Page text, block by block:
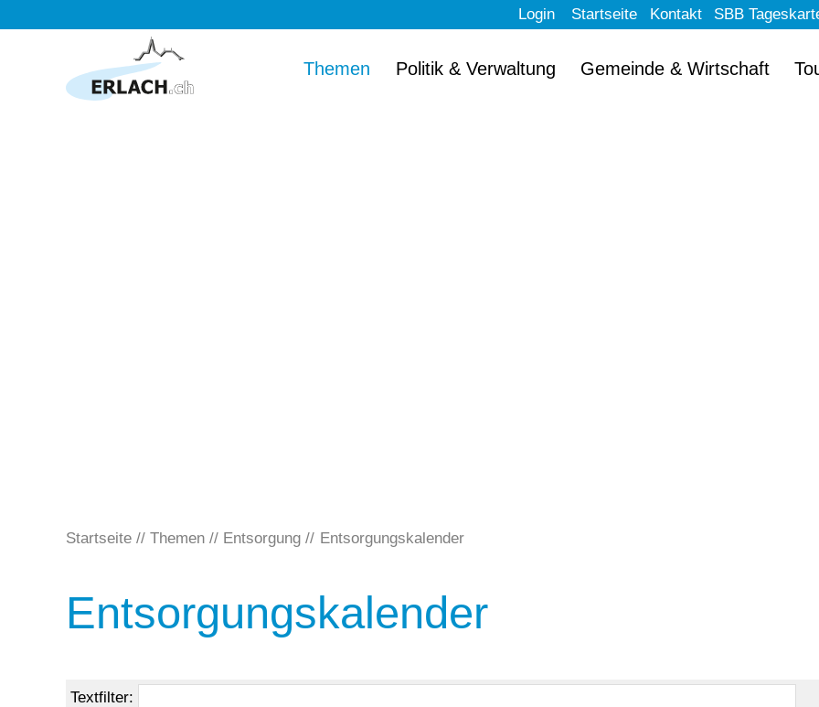
Startseite Kontakt SBB
Login
Themen Politik & Verwaltung Gemeinde & Wirtschaft
Startseite Themen Entsorgung Entsorgungskalender
Entsorgungskalender
Textfilter: